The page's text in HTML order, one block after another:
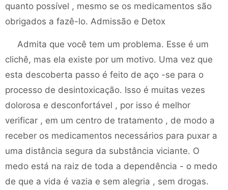
quanto possível , mesmo se os medicamentos são
obrigados a fazê-lo. Admissão e Detox
Admita que você tem um problema. Esse é um
clichê, mas ela existe por um motivo. Uma vez que
esta descoberta passo é feito de aço -se para o
processo de desintoxicação. Isso é muitas vezes
dolorosa e desconfortável , por isso é melhor
verificar , em um centro de tratamento , de modo a
receber os medicamentos necessários para puxar a
uma distância segura da substância viciante. O
medo está na raiz de toda a dependência - o medo
de que a vida é vazia e sem alegria , sem drogas.